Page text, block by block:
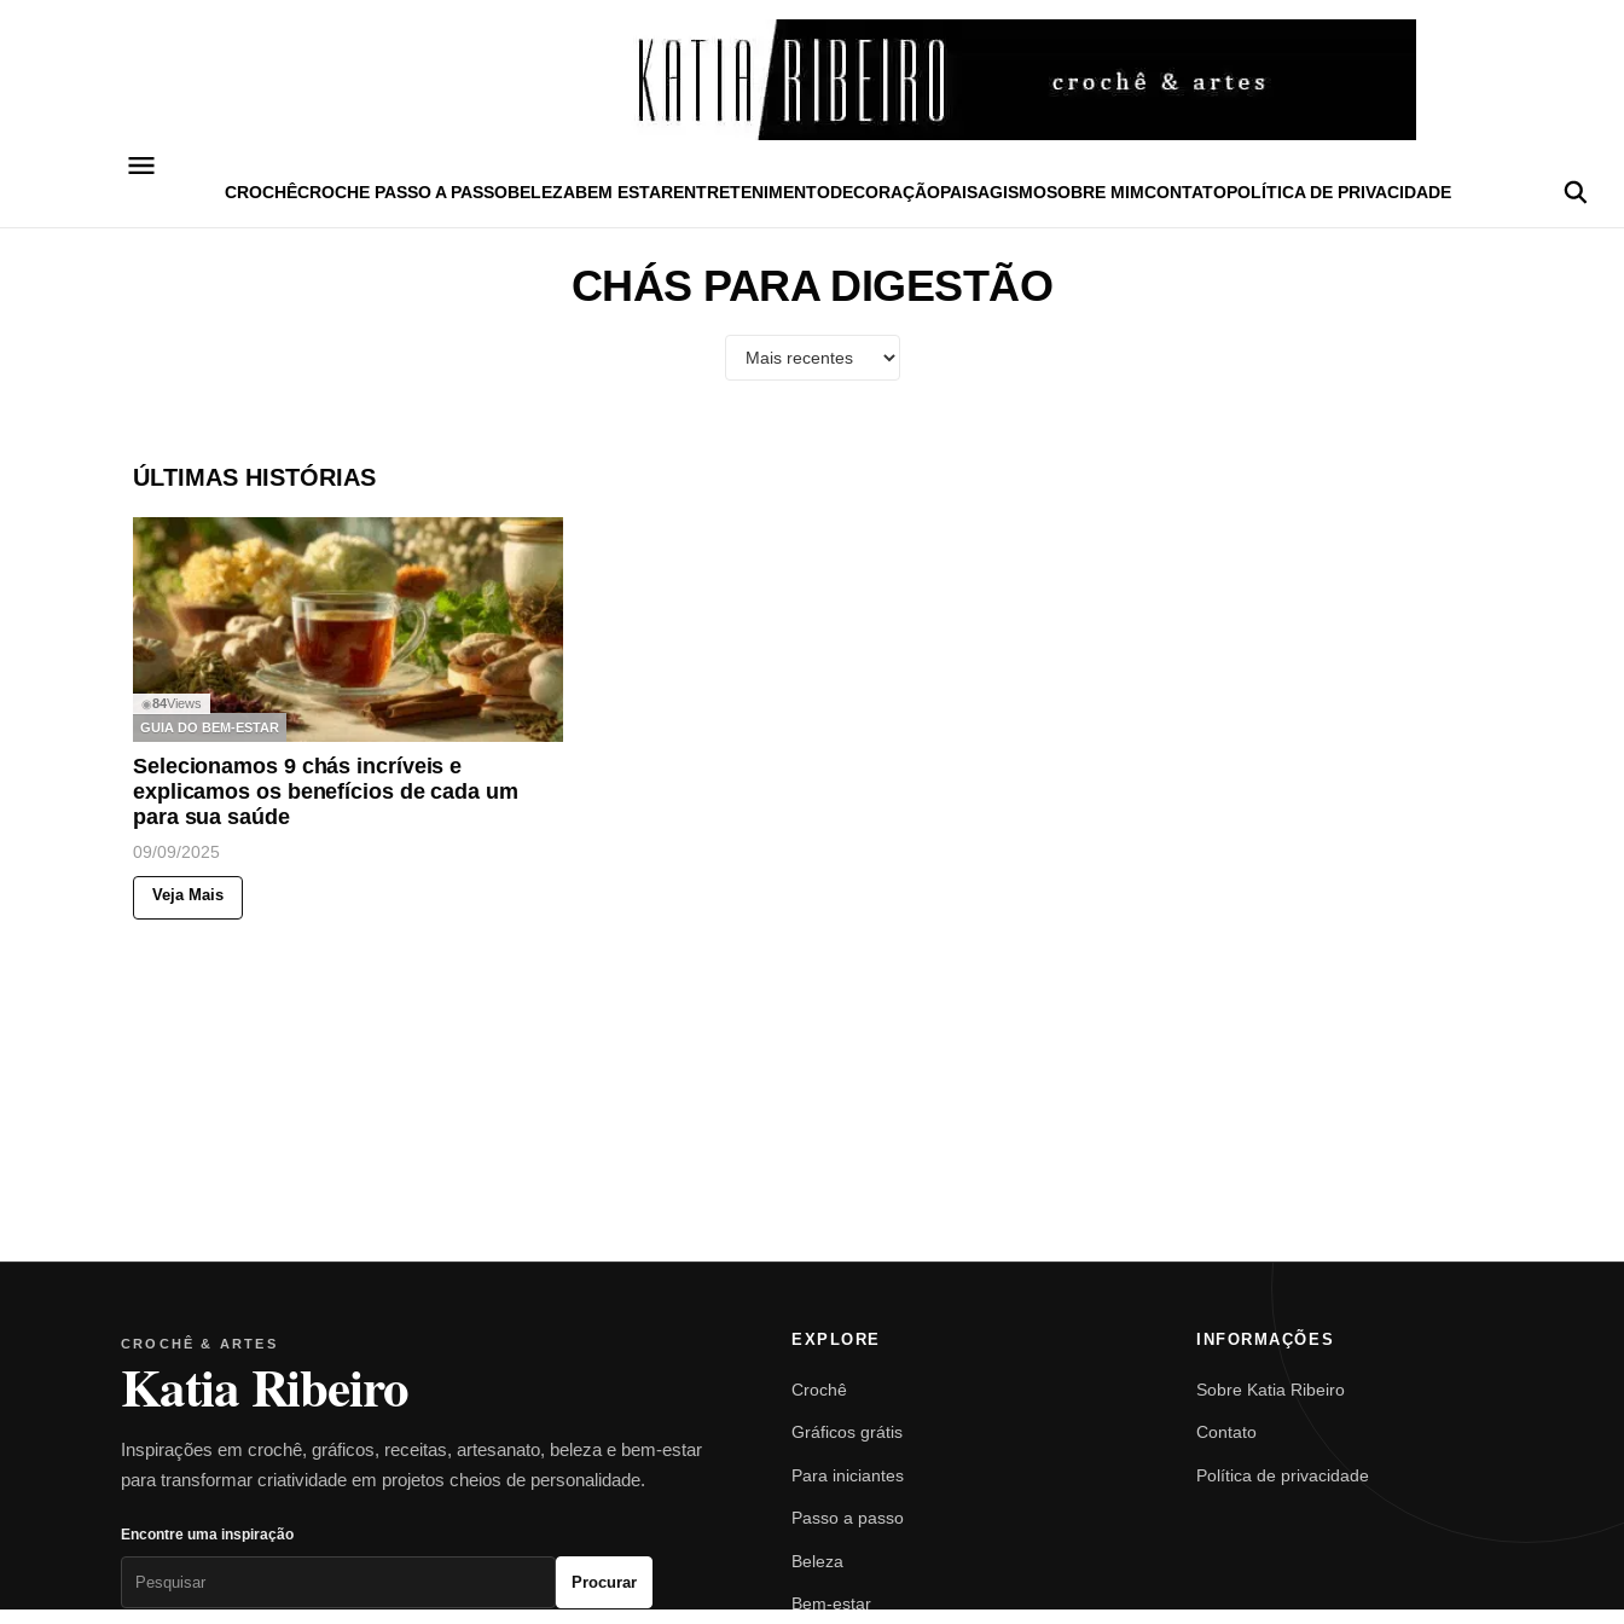
CROCHÊCROCHE PASSO A PASSOBELEZABEM ESTARENTRETENIMENTODECORAÇÃOPAISAGISMOSOBRE MIMCONTATOPOLÍTICA DE PRIVACIDADE
CHÁS PARA DIGESTÃO
ÚLTIMAS HISTÓRIAS
◉84Views
GUIA DO BEM-ESTAR
Selecionamos 9 chás incríveis e
explicamos os benefícios de cada um
para sua saúde
09/09/2025
Veja Mais
CROCHÊ & ARTES
Katia Ribeiro
Inspirações em crochê, gráficos, receitas, artesanato, beleza e bem-estar
para transformar criatividade em projetos cheios de personalidade.
Encontre uma inspiração
Procurar
EXPLORE
Crochê
Gráficos grátis
Para iniciantes
Passo a passo
Beleza
Bem-estar
INFORMAÇÕES
Sobre Katia Ribeiro
Contato
Política de privacidade